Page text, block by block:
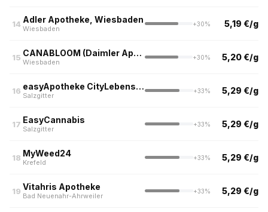
14 Adler Apotheke, Wiesbaden
Wiesbaden
+30% 5,19 €/g
15 CANABLOOM (Daimler Apotheke, Wiesbaden)
Wiesbaden
+30% 5,20 €/g
16 easyApotheke CityLebenstedt
Salzgitter
+33% 5,29 €/g
17 EasyCannabis
Salzgitter
+33% 5,29 €/g
18 MyWeed24
Krefeld
+33% 5,29 €/g
19 Vitahris Apotheke
Bad Neuenahr-Ahrweiler
+33% 5,29 €/g